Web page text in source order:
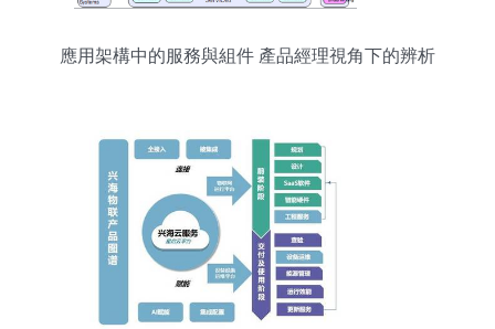
應用架構中的服務與組件 產品經理視角下的辨析